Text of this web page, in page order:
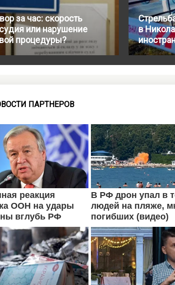
за час: скорость
или нарушение
процедуры?
в
ПАРТНЕРОВ